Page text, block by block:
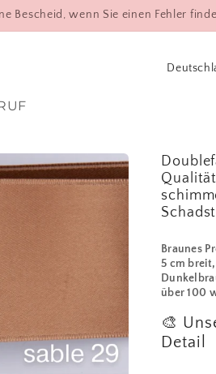
Bescheid, wenn Sie einen Fehler
R
e
g
o
n
Braunes
5 cm
über 100
🎨
Detail